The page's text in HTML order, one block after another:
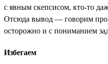
с явным скепсисом, кто-то
Отсюда вывод — говорим про
осторожно и с пониманием
Избегаем